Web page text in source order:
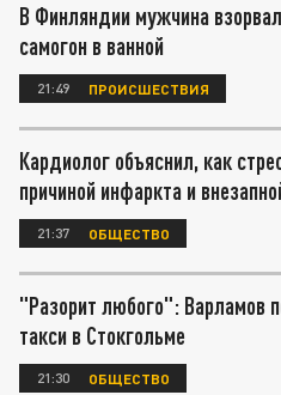
В Финляндии мужчина
самогон в ванной
21:49 ПРОИСШЕСТВИЯ
Кардиолог объяснил, как
причиной инфаркта и
21:37 ОБЩЕСТВО
"Разорит любого": Варламов
такси в Стокгольме
21:30 ОБЩЕСТВО